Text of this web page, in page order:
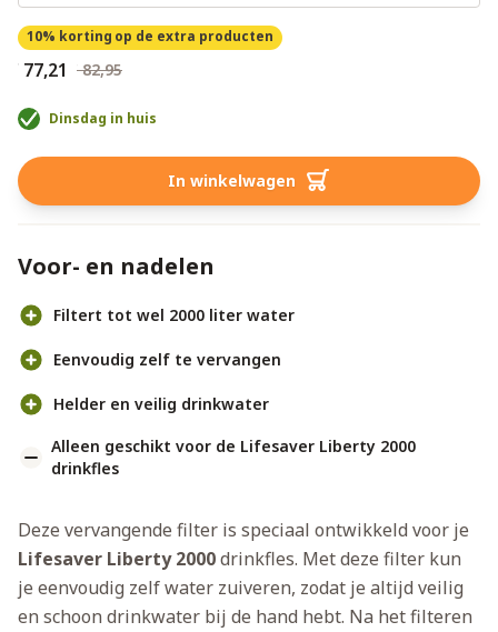
10% korting op de extra producten
€ 77,21 € 82,95
Dinsdag in huis
In winkelwagen
Voor- en nadelen
Filtert tot wel 2000 liter water
Eenvoudig zelf te vervangen
Helder en veilig drinkwater
Alleen geschikt voor de Lifesaver Liberty 2000
drinkfles
Deze vervangende filter is speciaal ontwikkeld voor je
Lifesaver Liberty 2000drinkfles. Met deze filter kun
je eenvoudig zelf water zuiveren, zodat je altijd veilig
en schoon drinkwater bij de hand hebt. Na het filteren